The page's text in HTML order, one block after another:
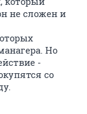
не сложен и
Но
-
со